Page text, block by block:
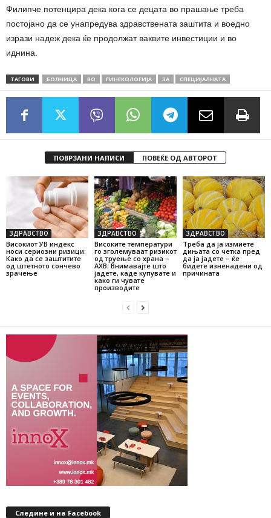
Филипче потенцира дека кога се децата во прашање треба
постојано да се унапредува здравствената заштита и воедно
изрази надеж дека ќе продолжат ваквите инвестиции и во
иднина.
ТАГОВИ БОЛНИЦА ВО ГИНЕКОЛОГИЈА ЗА СПЕЦИЈАЛНАТА
ПОВРЗАНИ НАПИСИ ПОВЕЌЕ ОД АВТОРОТ
ЗДРАВСТВО
Високиот УВ индекс
носи сериозни ризици:
Како да се заштитите
од штетното сончево
зрачење
ЗДРАВСТВО
Високите температури
го зголемуваат ризикот
од труење со храна –
АХВ: Внимавајте што
јадете, каде купувате и
како ги чувате
производите
ЗДРАВСТВО
Треба да ја измиете
дињата со четка пред
да ја јадете – ќе
бидете изненадени од
причината
Следине и на Facebook